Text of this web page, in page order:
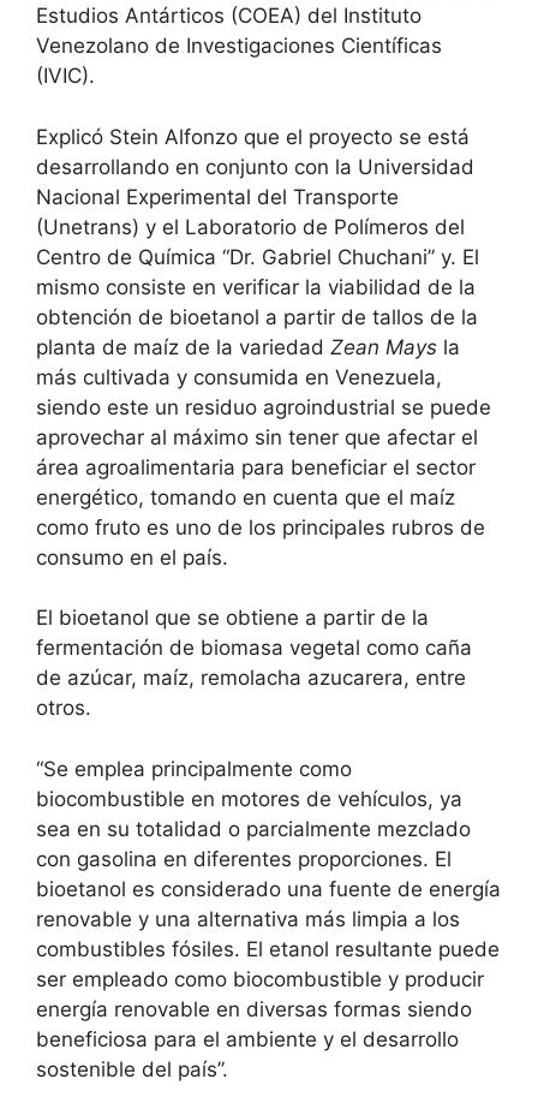
Estudios Antárticos (COEA) del Instituto
Venezolano de Investigaciones Científicas
(IVIC).
Explicó Stein Alfonzo que el proyecto se está
desarrollando en conjunto con la Universidad
Nacional Experimental del Transporte
(Unetrans) y el Laboratorio de Polímeros del
Centro de Química “Dr. Gabriel Chuchani” y. El
mismo consiste en verificar la viabilidad de la
obtención de bioetanol a partir de tallos de la
planta de maíz de la variedad Zean Mays la
más cultivada y consumida en Venezuela,
siendo este un residuo agroindustrial se puede
aprovechar al máximo sin tener que afectar el
área agroalimentaria para beneficiar el sector
energético, tomando en cuenta que el maíz
como fruto es uno de los principales rubros de
consumo en el país.
El bioetanol que se obtiene a partir de la
fermentación de biomasa vegetal como caña
de azúcar, maíz, remolacha azucarera, entre
otros.
“Se emplea principalmente como
biocombustible en motores de vehículos, ya
sea en su totalidad o parcialmente mezclado
con gasolina en diferentes proporciones. El
bioetanol es considerado una fuente de energía
renovable y una alternativa más limpia a los
combustibles fósiles. El etanol resultante puede
ser empleado como biocombustible y producir
energía renovable en diversas formas siendo
beneficiosa para el ambiente y el desarrollo
sostenible del país”.